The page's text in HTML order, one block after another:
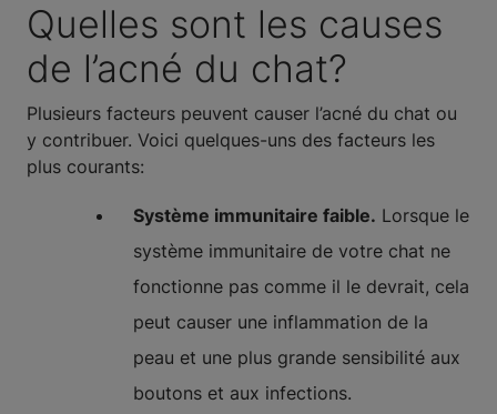
Quelles sont les causes
de l’acné du chat?
Plusieurs facteurs peuvent causer l’acné du chat ou
y contribuer. Voici quelques-uns des facteurs les
plus courants:
Système immunitaire faible. Lorsque le
système immunitaire de votre chat ne
fonctionne pas comme il le devrait, cela
peut causer une inflammation de la
peau et une plus grande sensibilité aux
boutons et aux infections.